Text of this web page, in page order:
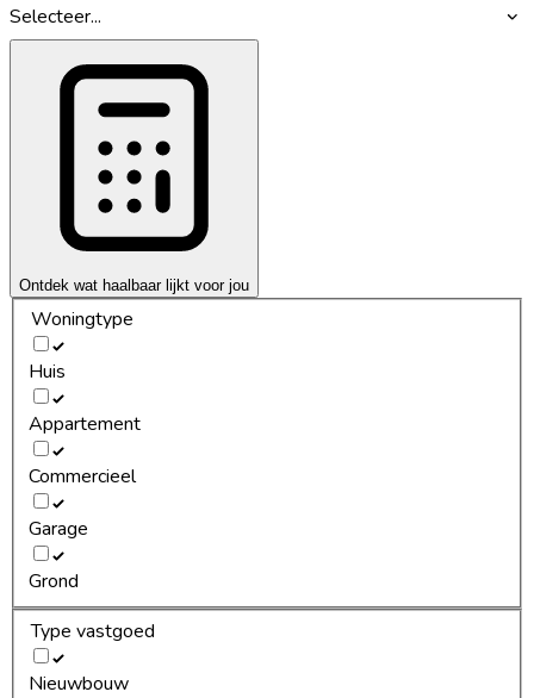
Selecteer...
Ontdek wat haalbaar lijkt voor jou
Woningtype
Huis
Appartement
Commercieel
Garage
Grond
Type vastgoed
Nieuwbouw